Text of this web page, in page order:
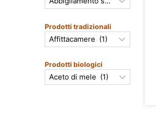
Prodotti tradizionali
Prodotti biologici